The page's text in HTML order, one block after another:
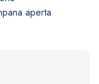
aperta